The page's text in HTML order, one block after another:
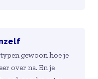
gewoon hoe je
over na. En je